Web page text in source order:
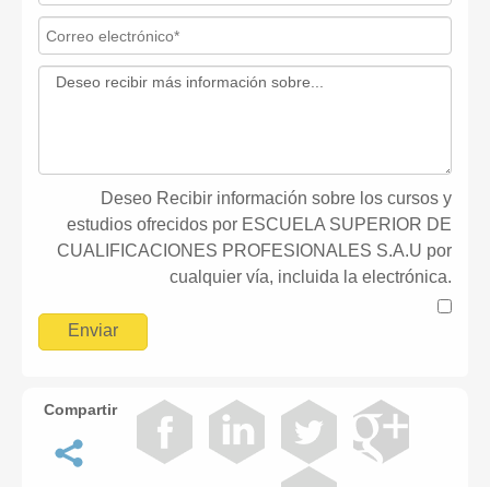
Deseo Recibir información sobre los cursos y
estudios ofrecidos por ESCUELA SUPERIOR DE
CUALIFICACIONES PROFESIONALES S.A.U por
cualquier vía, incluida la electrónica.
Compartir